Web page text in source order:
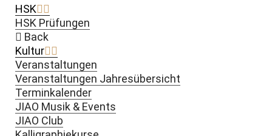
HSK
HSK Prüfungen
Back
Kultur
Veranstaltungen
Veranstaltungen Jahresübersicht
Terminkalender
JIAO Musik & Events
JIAO Club